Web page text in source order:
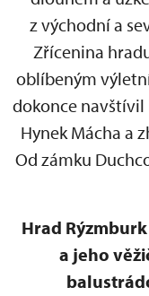
z východní a
Zřícenina
oblíbeným
dokonce navštívil
Hynek Mácha a
Od zámku
Hrad
a jeho